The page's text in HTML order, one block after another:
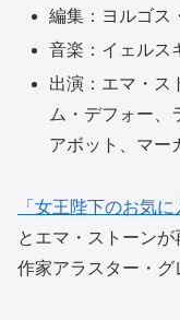
編集：ヨルゴス
音楽：イェルス
出演：エマ・ス
ム・デフォー、
アボット、マ
「女王陛下のお気に
とエマ・ストーン
作家アラスター・グ